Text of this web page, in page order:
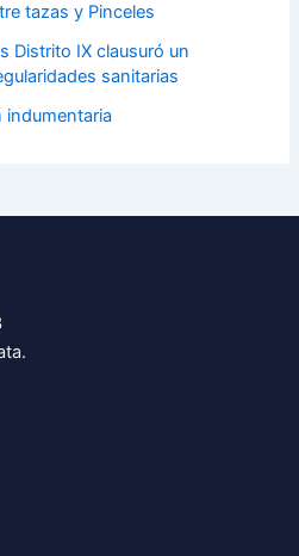
tazas y Pinceles
Distrito IX clausuró un
sanitarias
indumentaria